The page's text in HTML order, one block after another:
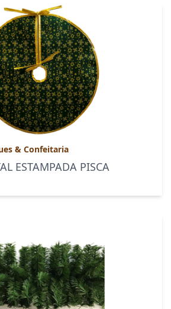
& Confeitaria
ESTAMPADA PISCA